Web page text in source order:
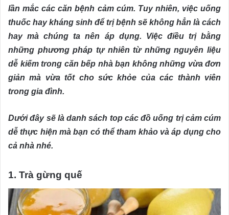
lần mắc các căn bệnh cảm cúm. Tuy nhiên, việc uống
thuốc hay kháng sinh để trị bệnh sẽ không hẳn là cách
hay mà chúng ta nên áp dụng. Việc điều trị bằng
những phương pháp tự nhiên từ những nguyên liệu
dễ kiếm trong căn bếp nhà bạn không những vừa đơn
giản mà vừa tốt cho sức khỏe của các thành viên
trong gia đình.
Dưới đây sẽ là danh sách top các đồ uống trị cảm cúm
dễ thực hiện mà bạn có thể tham khảo và áp dụng cho
cả nhà nhé.
1. Trà gừng quế